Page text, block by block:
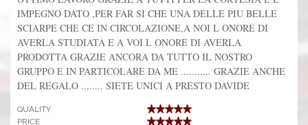
IMPEGNO DATO ,PER FAR SI CHE UNA DELLE PIU BELLE
SCIARPE CHE CE IN CIRCOLAZIONE,A NOI L ONORE DI
AVERLA STUDIATA E A VOI L ONORE DI AVERLA
PRODOTTA GRAZIE ANCORA DA TUTTO IL NOSTRO
GRUPPO E IN PARTICOLARE DA ME ........... GRAZIE ANCHE
DEL REGALO ........ SIETE UNICI A PRESTO DAVIDE
QUALITY
PRICE